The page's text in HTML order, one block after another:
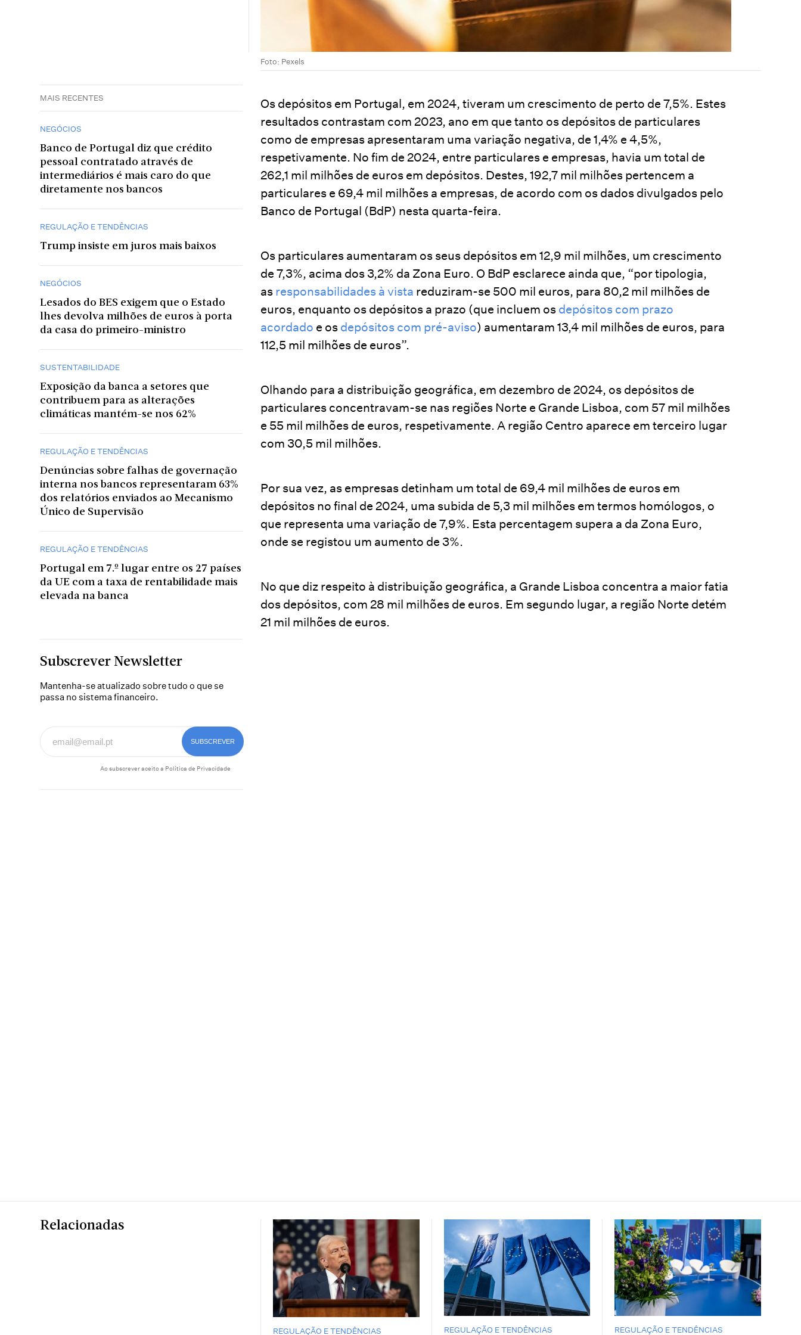
MAIS RECENTES
NEGÓCIOS
Banco de Portugal diz que crédito
pessoal contratado através de
intermediários é mais caro do que
diretamente nos bancos
REGULAÇÃO E TENDÊNCIAS
Trump insiste em juros mais baixos
NEGÓCIOS
Lesados do BES exigem que o Estado
lhes devolva milhões de euros à porta
da casa do primeiro-ministro
SUSTENTABILIDADE
Exposição da banca a setores que
contribuem para as alterações
climáticas mantém-se nos 62%
REGULAÇÃO E TENDÊNCIAS
Denúncias sobre falhas de governação
interna nos bancos representaram 63%
dos relatórios enviados ao Mecanismo
Único de Supervisão
REGULAÇÃO E TENDÊNCIAS
Portugal em 7.º lugar entre os 27 países
da UE com a taxa de rentabilidade mais
elevada na banca
Subscrever Newsletter
Mantenha-se atualizado sobre tudo o que se
passa no sistema financeiro.
Ao subscrever aceito a Política de Privacidade
Foto: Pexels
Os depósitos em Portugal, em 2024, tiveram um crescimento de perto de 7,5%. Estes
resultados contrastam com 2023, ano em que tanto os depósitos de particulares
como de empresas apresentaram uma variação negativa, de 1,4% e 4,5%,
respetivamente. No fim de 2024, entre particulares e empresas, havia um total de
262,1 mil milhões de euros em depósitos. Destes, 192,7 mil milhões pertencem a
particulares e 69,4 mil milhões a empresas, de acordo com os dados divulgados pelo
Banco de Portugal (BdP) nesta quarta-feira.
Os particulares aumentaram os seus depósitos em 12,9 mil milhões, um crescimento
de 7,3%, acima dos 3,2% da Zona Euro. O BdP esclarece ainda que, “por tipologia,
as responsabilidades à vista reduziram-se 500 mil euros, para 80,2 mil milhões de
euros, enquanto os depósitos a prazo (que incluem os depósitos com prazo
acordado e os depósitos com pré-aviso) aumentaram 13,4 mil milhões de euros, para
112,5 mil milhões de euros”.
Olhando para a distribuição geográfica, em dezembro de 2024, os depósitos de
particulares concentravam-se nas regiões Norte e Grande Lisboa, com 57 mil milhões
e 55 mil milhões de euros, respetivamente. A região Centro aparece em terceiro lugar
com 30,5 mil milhões.
Por sua vez, as empresas detinham um total de 69,4 mil milhões de euros em
depósitos no final de 2024, uma subida de 5,3 mil milhões em termos homólogos, o
que representa uma variação de 7,9%. Esta percentagem supera a da Zona Euro,
onde se registou um aumento de 3%.
No que diz respeito à distribuição geográfica, a Grande Lisboa concentra a maior fatia
dos depósitos, com 28 mil milhões de euros. Em segundo lugar, a região Norte detém
21 mil milhões de euros.
Relacionadas
REGULAÇÃO E TENDÊNCIAS REGULAÇÃO E TENDÊNCIAS REGULAÇÃO E TENDÊNCIAS